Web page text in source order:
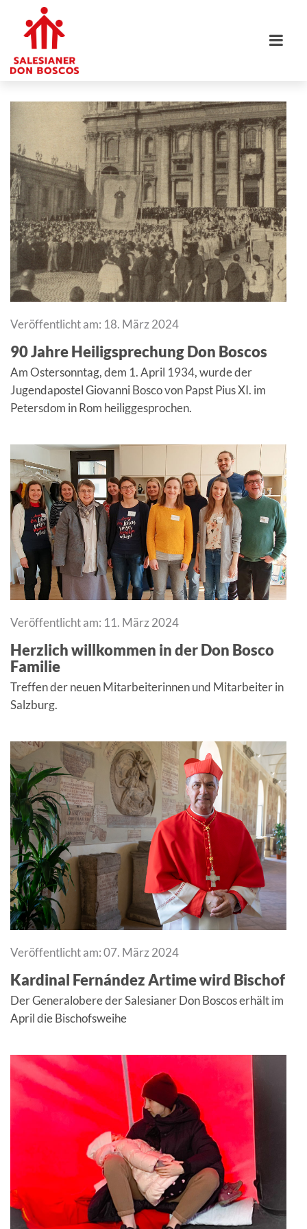
Veröffentlicht am: 18. März 2024
90 Jahre Heiligsprechung Don Boscos
Am Ostersonntag, dem 1. April 1934, wurde der
Jugendapostel Giovanni Bosco von Papst Pius XI. im
Petersdom in Rom heiliggesprochen.
Veröffentlicht am: 11. März 2024
Herzlich willkommen in der Don Bosco
Familie
Treffen der neuen Mitarbeiterinnen und Mitarbeiter in
Salzburg.
Veröffentlicht am: 07. März 2024
Kardinal Fernández Artime wird Bischof
Der Generalobere der Salesianer Don Boscos erhält im
April die Bischofsweihe